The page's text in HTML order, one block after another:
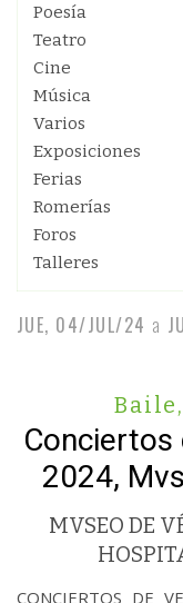
Poesía
Teatro
Cine
Música
Varios
Exposiciones
Ferias
Romerías
Foros
Talleres
JUE, 04/JUL/24 a
Baile,
Conciertos
2024,
MVSEO DE
CONCIERTOS DE